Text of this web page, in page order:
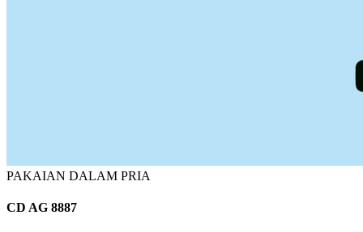
PAKAIAN DALAM PRIA
CD AG 8887